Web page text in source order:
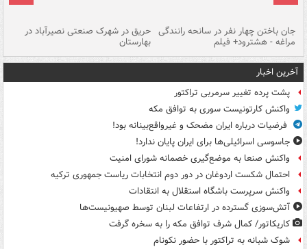
جان باختن چهار نفر در سانحه رانندگی
مراغه - هشترود+ فیلم
حریق در شهرک صنعتی نصیرآباد در
بهارستان
آخرین اخبار
پشت پرده تغییر سرمربی تراکتور
واکنش کارتونیست سوری به توافق مکه
فرضیات درباره ایران مضحک و غیرواقع‌بینانه بود!
جاسوسی اسرائیلی‌ها برای ایران پایان ندارد!
واکنش صنعا به موضع‌گیری خصمانه شورای امنیت
احتمال شکست اردوغان در دور دوم انتخابات ریاست جمهوری ترکیه
واکنش سرپرست باشگاه استقلال به انتقادات
آتش‌سوزی گسترده در ارتفاعات لبنان توسط صهیونیست‌ها
کاریکاتور/ کمال شرف توافق مکه را به سخره گرفت
شوک شبانه به تراکتور با حضور نکونام